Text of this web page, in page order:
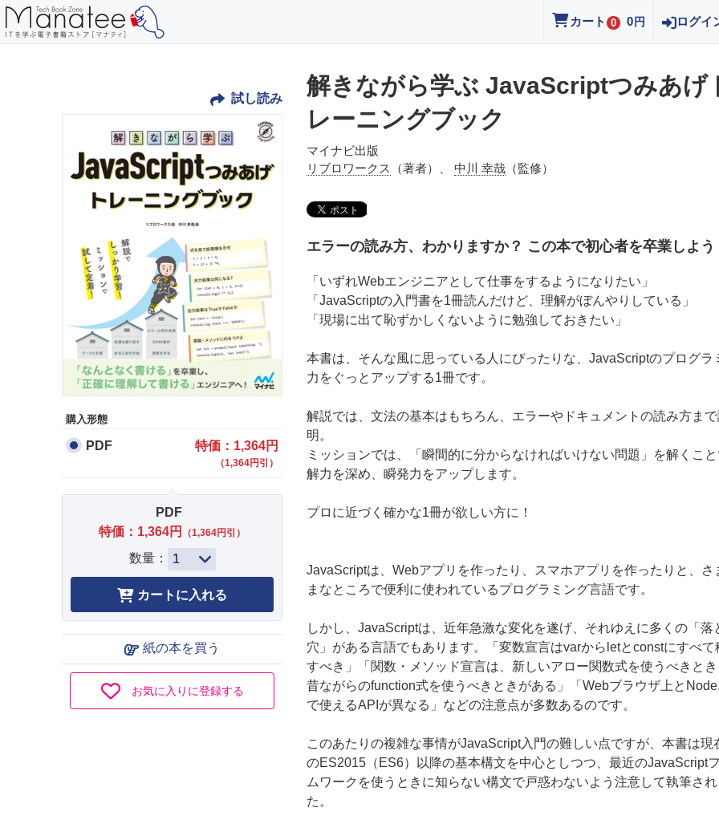
カート 0 0 円 ログイ
試し読み
購入形態
PDF 特価：1,364円
（1,364円引）
PDF
特価：1,364円
（1,364円引）
数量：
紙の本を買う
お気に入りに登録する
解きながら学ぶ JavaScriptつみあげ
レーニングブック
マイナビ出版
リブロワークス
（著者）、 中川 幸哉 （監修）
エラーの読み方、わかりますか？ この本で初心者を卒業しよう
「いずれWebエンジニアとして仕事をするようになりたい」
「JavaScriptの入門書を1冊読んだけど、理解がぼんやりしている」
「現場に出て恥ずかしくないように勉強しておきたい」
本書は、そんな風に思っている人にぴったりな、JavaScriptのプログラ
力をぐっとアップする1冊です。
解説では、文法の基本はもちろん、エラーやドキュメントの読み方ま
明。
ミッションでは、「瞬間的に分からなければいけない問題」を解くこ
解力を深め、瞬発力をアップします。
プロに近づく確かな1冊が欲しい方に！
JavaScriptは、Webアプリを作ったり、スマホアプリを作ったりと、さ
まなところで便利に使われているプログラミング言語です。
しかし、JavaScriptは、近年急激な変化を遂げ、それゆえに多くの「落
穴」がある言語でもあります。「変数宣言はvarからletとconstにすべて
すべき」「関数・メソッド宣言は、新しいアロー関数式を使うべきと
昔ながらのfunction式を使うべきときがある」「Webブラウザ上と
で使えるAPIが異なる」などの注意点が多数あるのです。
このあたりの複雑な事情がJavaScript入門の難しい点ですが、本書は現
のES2015（ES6）以降の基本構文を中心としつつ、最近のJavaScript
ムワークを使うときに知らない構文で戸惑わないよう注意して執筆さ
た。